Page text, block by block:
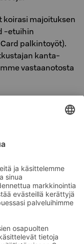
koirasi majoituksen
-etuihin
palkintoyöt).
kanta-
vastaanotosta
luoneet koiran
ja ilmapiirin,
että mukanasi
muut
Sokos